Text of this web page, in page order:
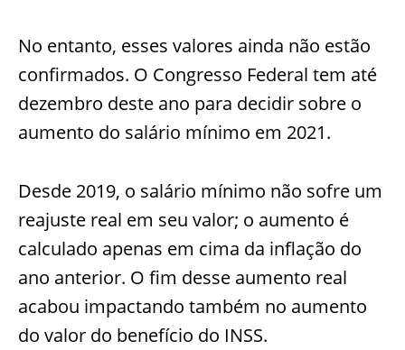
No entanto, esses valores ainda não estão
confirmados. O Congresso Federal tem até
dezembro deste ano para decidir sobre o
aumento do salário mínimo em 2021.
Desde 2019, o salário mínimo não sofre um
reajuste real em seu valor; o aumento é
calculado apenas em cima da inflação do
ano anterior. O fim desse aumento real
acabou impactando também no aumento
do valor do benefício do INSS.